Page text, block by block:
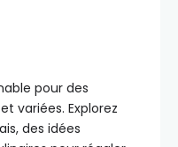
pour des
variées. Explorez
des idées